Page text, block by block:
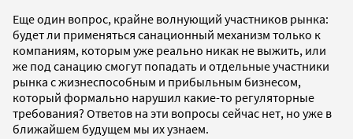
Еще один вопрос, крайне волнующий участников рынка:
будет ли применяться санационный механизм только к
компаниям, которым уже реально никак не выжить, или
же под санацию смогут попадать и отдельные участники
рынка с жизнеспособным и прибыльным бизнесом,
который формально нарушил какие-то регуляторные
требования? Ответов на эти вопросы сейчас нет, но уже в
ближайшем будущем мы их узнаем.